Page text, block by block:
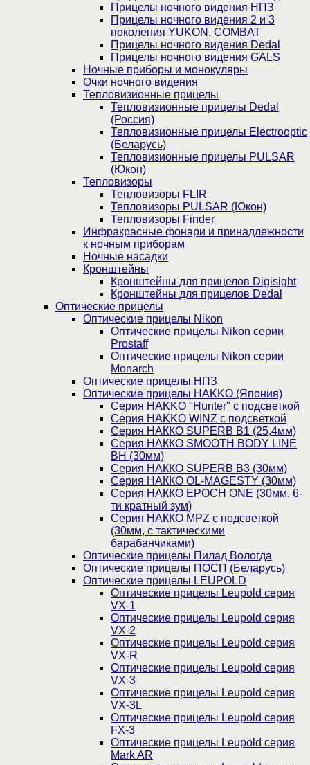
Прицелы ночного видения НПЗ
Прицелы ночного видения 2 и 3
поколения YUKON, COMBAT
Прицелы ночного видения Dedal
Прицелы ночного видения GALS
Ночные приборы и монокуляры
Очки ночного видения
Тепловизионные прицелы
Тепловизионные прицелы Dedal
(Россия)
Тепловизионные прицелы Electrooptic
(Беларусь)
Тепловизионные прицелы PULSAR
(Юкон)
Тепловизоры
Тепловизоры FLIR
Тепловизоры PULSAR (Юкон)
Тепловизоры Finder
Инфракрасные фонари и принадлежности
к ночным приборам
Ночные насадки
Кронштейны
Кронштейны для прицелов Digisight
Кронштейны для прицелов Dedal
Оптические прицелы
Оптические прицелы Nikon
Оптические прицелы Nikon серии
Prostaff
Оптические прицелы Nikon серии
Monarch
Оптические прицелы НПЗ
Оптические прицелы HAKKO (Япония)
Cерия HAKKO "Hunter" с подсветкой
Серия НAKKO WINZ с подсветкой
Серия НАККО SUPERB B1 (25,4мм)
Серия НАККО SMOOTH BODY LINE
BH (30мм)
Серия НАККО SUPERB B3 (30мм)
Серия НАККО OL-MAGESTY (30мм)
Серия НАККО EPOCH ONE (30мм, 6-
ти кратный зум)
Серия НАККО MPZ с подсветкой
(30мм, c тактическими
барабанчиками)
Оптические прицелы Пилад Вологда
Оптические прицелы ПОСП (Беларусь)
Оптические прицелы LEUPOLD
Оптические прицелы Leupold серия
VX-1
Оптические прицелы Leupold серия
VX-2
Оптические прицелы Leupold серия
VX-R
Оптические прицелы Leupold серия
VX-3
Оптические прицелы Leupold серия
VX-3L
Оптические прицелы Leupold серия
FX-3
Оптические прицелы Leupold серия
Mark AR